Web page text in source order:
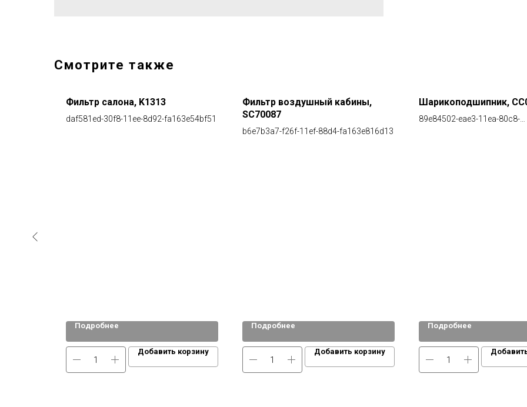
Смотрите также
Фильтр салона, K1313
daf581ed-30f8-11ee-8d92-fa163e54bf51
Подробнее
Добавить корзину
Фильтр воздушный кабины,
SC70087
b6e7b3a7-f26f-11ef-88d4-fa163e816d13
Подробнее
Добавить корзину
Шарикоподшипник,
89e84502-eae3-11ea-80c8-
Подробнее